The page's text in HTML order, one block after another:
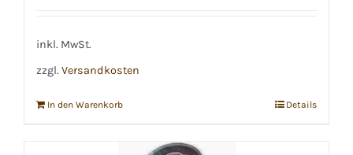
inkl. MwSt.
zzgl. Versandkosten
In den Warenkorb Details